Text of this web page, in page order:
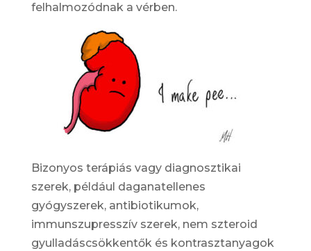
felhalmozódnak a vérben.
Bizonyos terápiás vagy diagnosztikai
szerek, például daganatellenes
gyógyszerek, antibiotikumok,
immunszupresszív szerek, nem szteroid
gyulladáscsökkentők és kontrasztanyagok